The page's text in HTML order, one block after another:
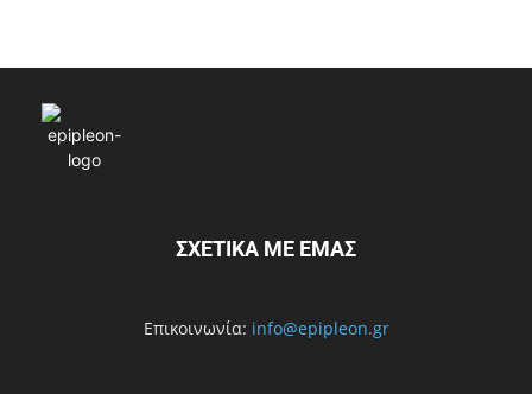
ΣΧΕΤΙΚΑ ΜΕ ΕΜΑΣ
Επικοινωνία: info@epipleon.gr